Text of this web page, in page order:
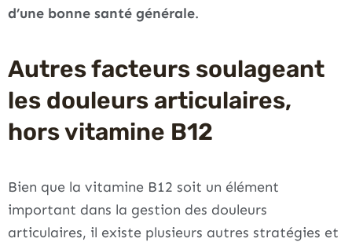
d’une bonne santé générale.
Autres facteurs soulageant
les douleurs articulaires,
hors vitamine B12
Bien que la vitamine B12 soit un élément
important dans la gestion des douleurs
articulaires, il existe plusieurs autres stratégies et